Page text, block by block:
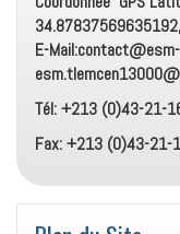
E-
Tél: +213 (0)43-21-
Fax: +213 (0)43-21-